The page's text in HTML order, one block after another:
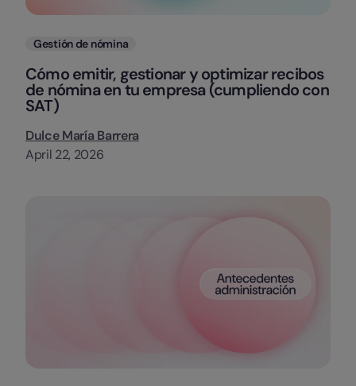
Categorias
Gestión de nómina
Cómo emitir, gestionar y optimizar recibos
de nómina en tu empresa (cumpliendo con
SAT)
Dulce María Barrera
April 22, 2026